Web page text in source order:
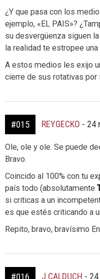
¿Y que pasa con los
ejemplo, «EL PAIS»?
su desvergüenza siguen
la realidad te estropee
A estos medios les exijo
cierre de sus rotativas por
#015 REYGECKO - 24
Ole, ole y ole. Se puede
Bravo.
Coincido al 100% con tu
país todo (absolutamente
si criticas a un
es que estés criticando a
Repito, bravo, bravísimo
#016 J CALDUCH -